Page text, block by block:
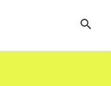
SUCHE